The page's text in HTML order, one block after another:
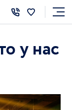
у нас